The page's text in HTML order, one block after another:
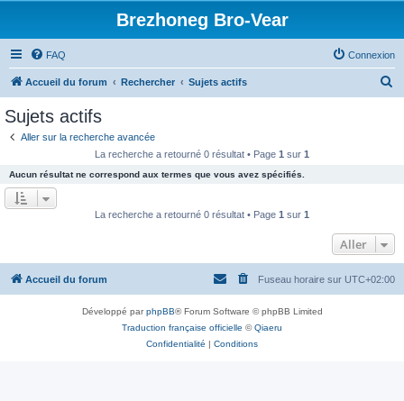
Brezhoneg Bro-Vear
FAQ Connexion
Accueil du forum Rechercher Sujets actifs
e
r
Sujets actifs
Aller sur la recherche avancée
La recherche a retourné 0 résultat • Page 1 sur 1
Aucun résultat ne correspond aux termes que vous avez spécifiés.
La recherche a retourné 0 résultat • Page 1 sur 1
Aller
Accueil du forum Fuseau horaire sur UTC+02:00
Développé parphpBB® Forum Software © phpBB Limited
Traduction française officielle ©Qiaeru
Confidentialité | Conditions